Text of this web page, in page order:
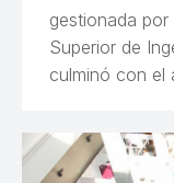
gestionada
Superior de
culminó con el